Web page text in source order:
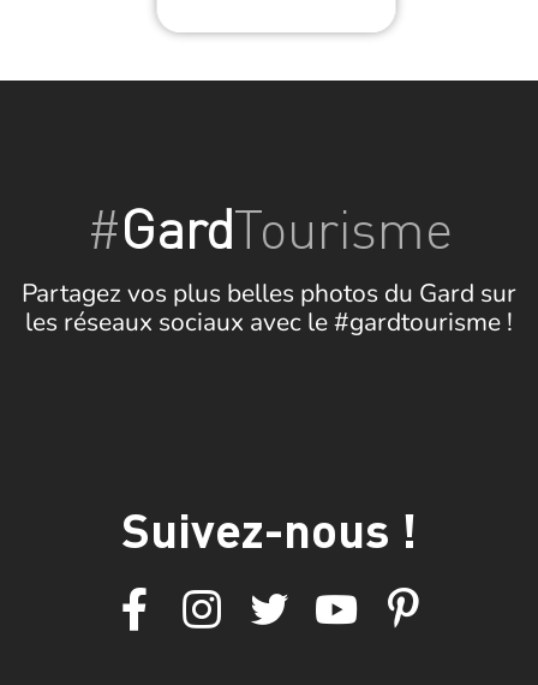
#GardTourisme
Partagez vos plus belles photos du Gard sur
les réseaux sociaux avec le #gardtourisme !
Suivez-nous !